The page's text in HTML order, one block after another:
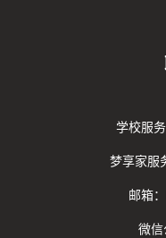
学校服
梦享家服
邮箱
微